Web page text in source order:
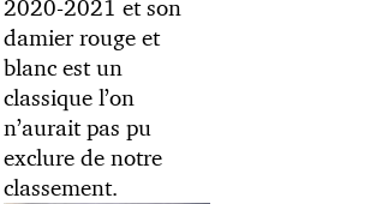
2020-2021 et son
damier rouge et
blanc est un
classique l’on
n’aurait pas pu
exclure de notre
classement.